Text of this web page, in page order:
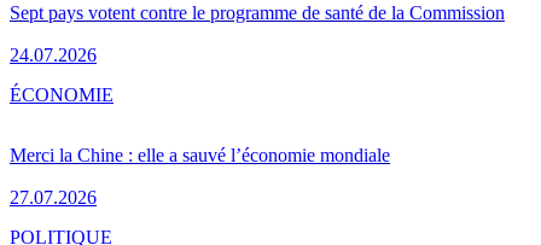
Sept pays votent contre le programme de santé de la Commission
24.07.2026
Merci la Chine : elle a sauvé l’économie mondiale
27.07.2026
ÉCONOMIE
POLITIQUE